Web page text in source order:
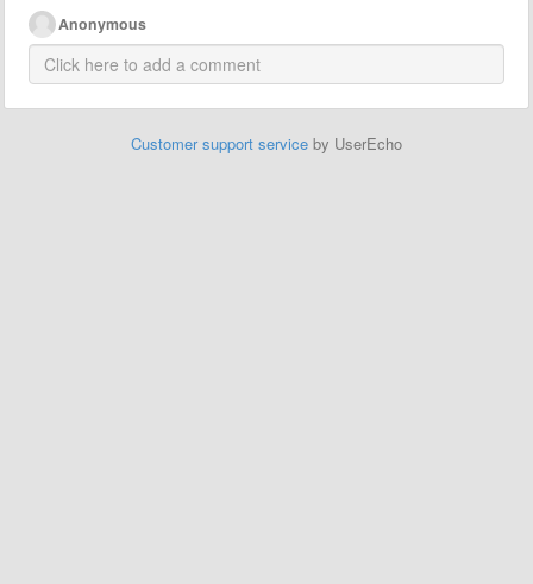
Anonymous
Customer support service by UserEcho